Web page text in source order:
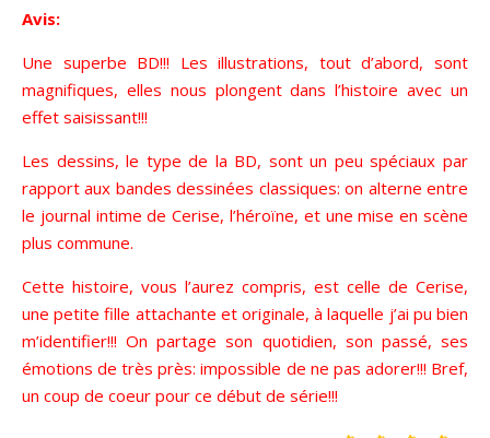
Avis:
Une superbe BD!!! Les illustrations, tout d’abord, sont
magnifiques, elles nous plongent dans l’histoire avec un
effet saisissant!!!
Les dessins, le type de la BD, sont un peu spéciaux par
rapport aux bandes dessinées classiques: on alterne entre
le journal intime de Cerise, l’héroïne, et une mise en scène
plus commune.
Cette histoire, vous l’aurez compris, est celle de Cerise,
une petite fille attachante et originale, à laquelle j’ai pu bien
m’identifier!!! On partage son quotidien, son passé, ses
émotions de très près: impossible de ne pas adorer!!! Bref,
un coup de coeur pour ce début de série!!!